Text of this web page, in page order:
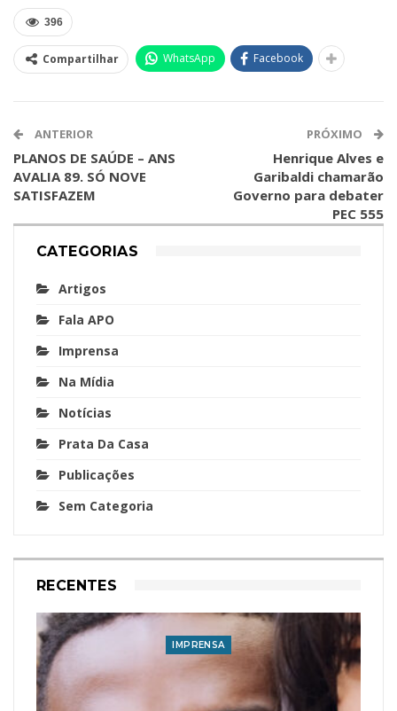
396
Compartilhar WhatsApp Facebook
ANTERIOR
PLANOS DE SAÚDE – ANS
AVALIA 89. SÓ NOVE
SATISFAZEM
PRÓXIMO
Henrique Alves e
Garibaldi chamarão
Governo para debater
PEC 555
CATEGORIAS
Artigos
Fala APO
Imprensa
Na Mídia
Notícias
Prata Da Casa
Publicações
Sem Categoria
RECENTES
IMPRENSA